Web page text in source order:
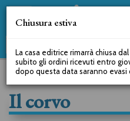
Il corvo
Chiusura estiva
La casa editrice rimarrà chiusa
subito gli ordini ricevuti entro
dopo questa data saranno evasi